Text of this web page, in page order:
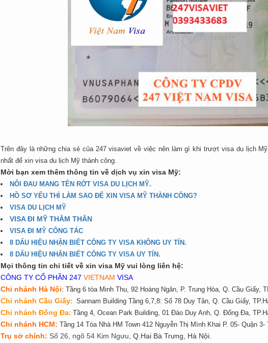
Trên đây là những chia sẻ của 247 visaviet về việc nên làm gì khi trượt visa du lịch
nhất để xin visa du lịch Mỹ thành công.
Mời bạn xem thêm thông tin về dịch vụ xin visa Mỹ:
NỖI ĐAU MANG TÊN RỚT VISA DU LỊCH MỸ.
HỒ SƠ YẾU THÌ LÀM SAO ĐỂ XIN VISA MỸ THÀNH CÔNG?
VISA DU LỊCH MỸ
VISA ĐI MỸ THĂM THÂN
VISA ĐI MỸ CÔNG TÁC
8 DẤU HIỆU NHẬN BIẾT CÔNG TY VISA KHÔNG UY TÍN.
8 DẤU HIỆU NHẬN BIẾT CÔNG TY VISA UY TÍN.
Mọi thông tin chi tiết về xin visa Mỹ vui lòng liên hệ:
CÔNG TY CỔ PHẦN 247 VIETNAM VISA
Chi nhánh Hà Nội: Tầng 6 tòa Minh Thu, 92 Hoàng Ngân, P. Trung Hòa, Q. Cầu Giấy,
Chi nhánh Cầu Giấy: Sannam Building Tầng 6,7,8: Số 78 Duy Tân, Q. Cầu Giấy,
Chi nhánh Đống Đa: Tầng 4, Ocean Park Building, 01 Đào Duy Anh, Q. Đống Đa,
Chi nhánh HCM: Tầng 14 Tòa Nhà HM Town 412 Nguyễn Thị Mình Khai P. 05- Quận 3-
Trụ sở chính: Số 26, ngõ 54 Kim Ngưu, Q.Hai Bà Trưng, Hà Nội.